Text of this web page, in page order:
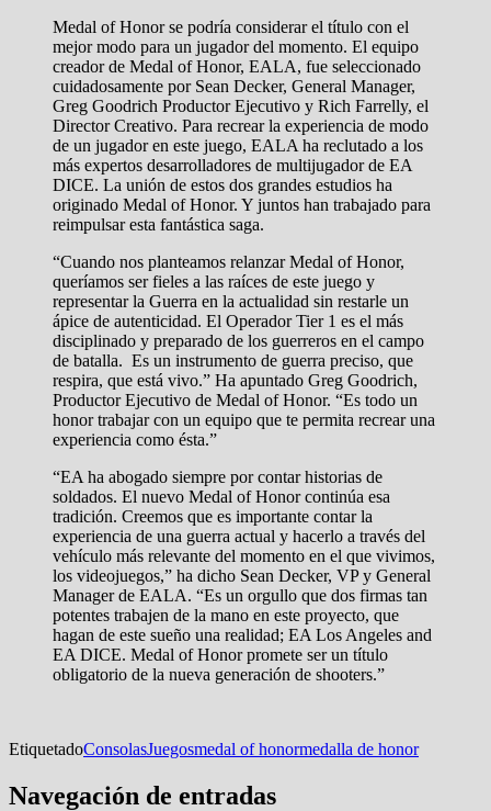
Medal of Honor se podría considerar el título con el
mejor modo para un jugador del momento. El equipo
creador de Medal of Honor, EALA, fue seleccionado
cuidadosamente por Sean Decker, General Manager,
Greg Goodrich Productor Ejecutivo y Rich Farrelly, el
Director Creativo. Para recrear la experiencia de modo
de un jugador en este juego, EALA ha reclutado a los
más expertos desarrolladores de multijugador de EA
DICE. La unión de estos dos grandes estudios ha
originado Medal of Honor. Y juntos han trabajado para
reimpulsar esta fantástica saga.
“Cuando nos planteamos relanzar Medal of Honor,
queríamos ser fieles a las raíces de este juego y
representar la Guerra en la actualidad sin restarle un
ápice de autenticidad. El Operador Tier 1 es el más
disciplinado y preparado de los guerreros en el campo
de batalla. Es un instrumento de guerra preciso, que
respira, que está vivo.” Ha apuntado Greg Goodrich,
Productor Ejecutivo de Medal of Honor. “Es todo un
honor trabajar con un equipo que te permita recrear una
experiencia como ésta.”
“EA ha abogado siempre por contar historias de
soldados. El nuevo Medal of Honor continúa esa
tradición. Creemos que es importante contar la
experiencia de una guerra actual y hacerlo a través del
vehículo más relevante del momento en el que vivimos,
los videojuegos,” ha dicho Sean Decker, VP y General
Manager de EALA. “Es un orgullo que dos firmas tan
potentes trabajen de la mano en este proyecto, que
hagan de este sueño una realidad; EA Los Angeles and
EA DICE. Medal of Honor promete ser un título
obligatorio de la nueva generación de shooters.”
EtiquetadoConsolasJuegosmedal of honormedalla de honor
Navegación de entradas